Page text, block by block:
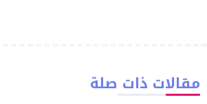
مقالات ذات صلة